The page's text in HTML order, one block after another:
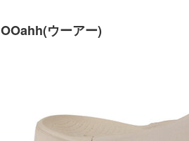
OOahh(ウーアー)